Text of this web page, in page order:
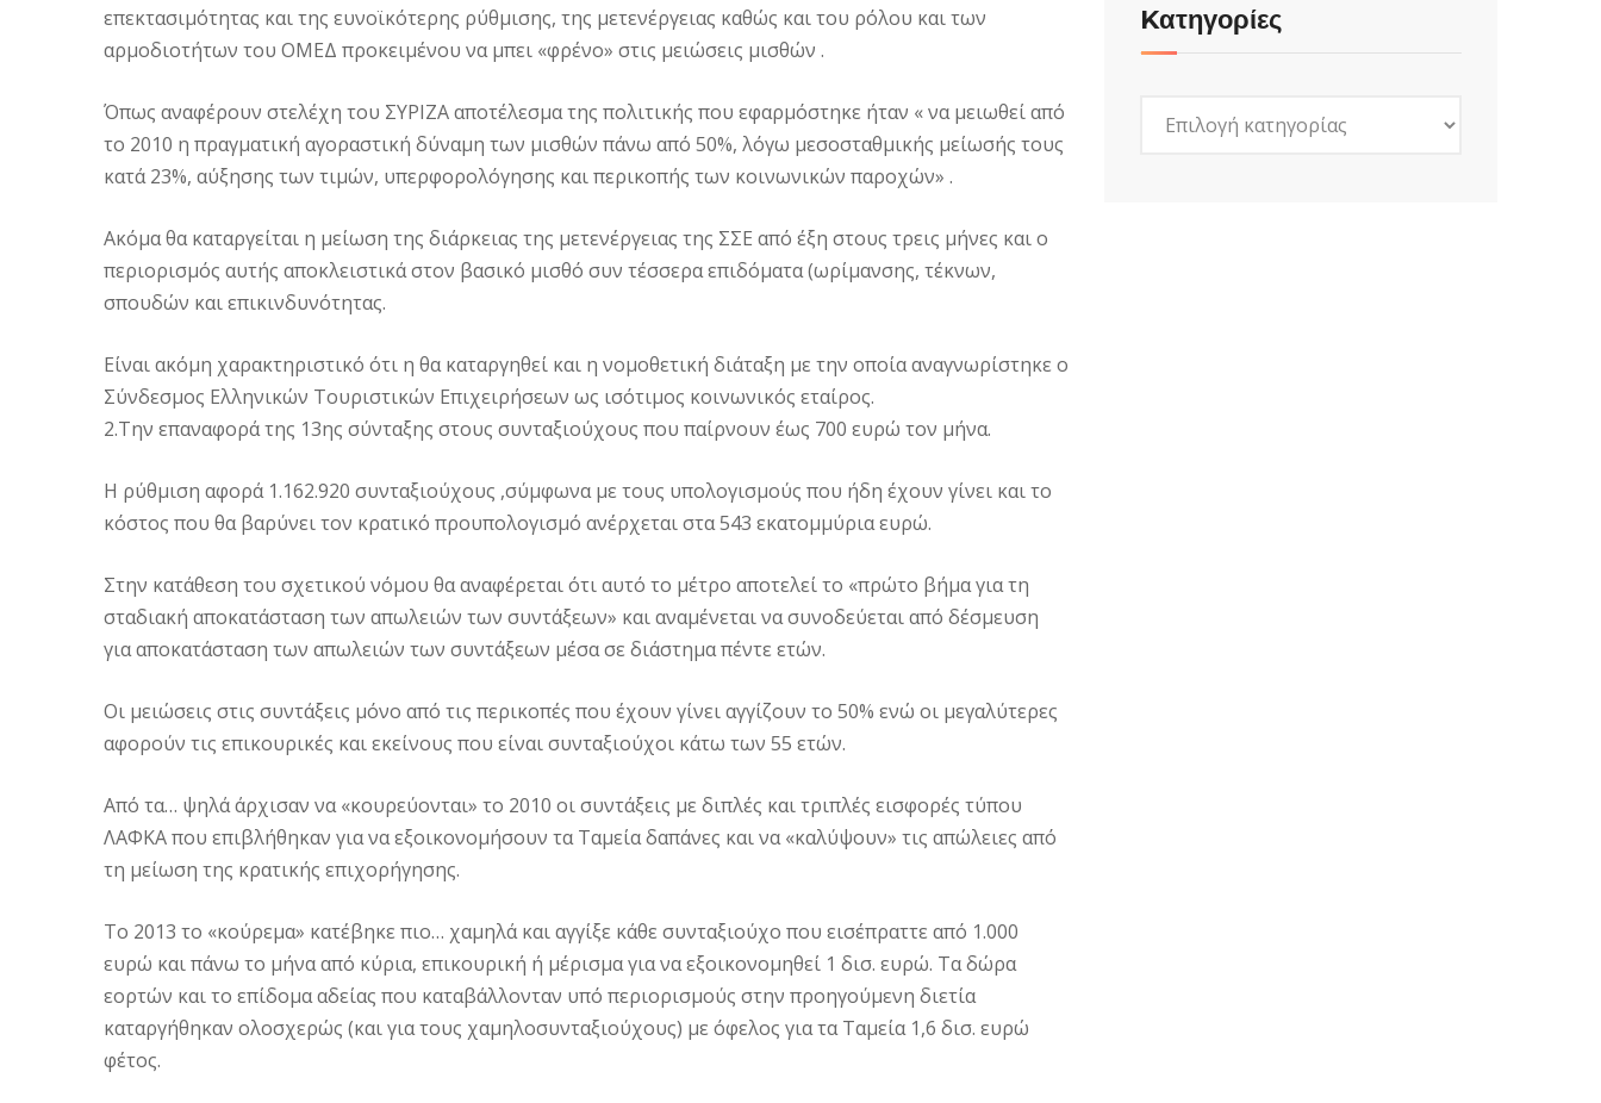
επεκτασιμότητας και της ευνοϊκότερης ρύθμισης, της μετενέργειας καθώς και του ρόλου και των
αρμοδιοτήτων του ΟΜΕΔ προκειμένου να μπει «φρένο» στις μειώσεις μισθών .
Όπως αναφέρουν στελέχη του ΣΥΡΙΖΑ αποτέλεσμα της πολιτικής που εφαρμόστηκε ήταν « να μειωθεί από
το 2010 η πραγματική αγοραστική δύναμη των μισθών πάνω από 50%, λόγω μεσοσταθμικής μείωσής τους
κατά 23%, αύξησης των τιμών, υπερφορολόγησης και περικοπής των κοινωνικών παροχών» .
Ακόμα θα καταργείται η μείωση της διάρκειας της μετενέργειας της ΣΣΕ από έξη στους τρεις μήνες και ο
περιορισμός αυτής αποκλειστικά στον βασικό μισθό συν τέσσερα επιδόματα (ωρίμανσης, τέκνων,
σπουδών και επικινδυνότητας.
Είναι ακόμη χαρακτηριστικό ότι η θα καταργηθεί και η νομοθετική διάταξη με την οποία αναγνωρίστηκε ο
Σύνδεσμος Ελληνικών Τουριστικών Επιχειρήσεων ως ισότιμος κοινωνικός εταίρος.
2.Την επαναφορά της 13ης σύνταξης στους συνταξιούχους που παίρνουν έως 700 ευρώ τον μήνα.
Η ρύθμιση αφορά 1.162.920 συνταξιούχους ,σύμφωνα με τους υπολογισμούς που ήδη έχουν γίνει και το
κόστος που θα βαρύνει τον κρατικό προυπολογισμό ανέρχεται στα 543 εκατομμύρια ευρώ.
Στην κατάθεση του σχετικού νόμου θα αναφέρεται ότι αυτό το μέτρο αποτελεί το «πρώτο βήμα για τη
σταδιακή αποκατάσταση των απωλειών των συντάξεων» και αναμένεται να συνοδεύεται από δέσμευση
για αποκατάσταση των απωλειών των συντάξεων μέσα σε διάστημα πέντε ετών.
Οι μειώσεις στις συντάξεις μόνο από τις περικοπές που έχουν γίνει αγγίζουν το 50% ενώ οι μεγαλύτερες
αφορούν τις επικουρικές και εκείνους που είναι συνταξιούχοι κάτω των 55 ετών.
Από τα… ψηλά άρχισαν να «κουρεύονται» το 2010 οι συντάξεις με διπλές και τριπλές εισφορές τύπου
ΛΑΦΚΑ που επιβλήθηκαν για να εξοικονομήσουν τα Ταμεία δαπάνες και να «καλύψουν» τις απώλειες από
τη μείωση της κρατικής επιχορήγησης.
Το 2013 το «κούρεμα» κατέβηκε πιο… χαμηλά και αγγίξε κάθε συνταξιούχο που εισέπραττε από 1.000
ευρώ και πάνω το μήνα από κύρια, επικουρική ή μέρισμα για να εξοικονομηθεί 1 δισ. ευρώ. Τα δώρα
εορτών και το επίδομα αδείας που καταβάλλονταν υπό περιορισμούς στην προηγούμενη διετία
καταργήθηκαν ολοσχερώς (και για τους χαμηλοσυνταξιούχους) με όφελος για τα Ταμεία 1,6 δισ. ευρώ
φέτος.
Kατηγορίες